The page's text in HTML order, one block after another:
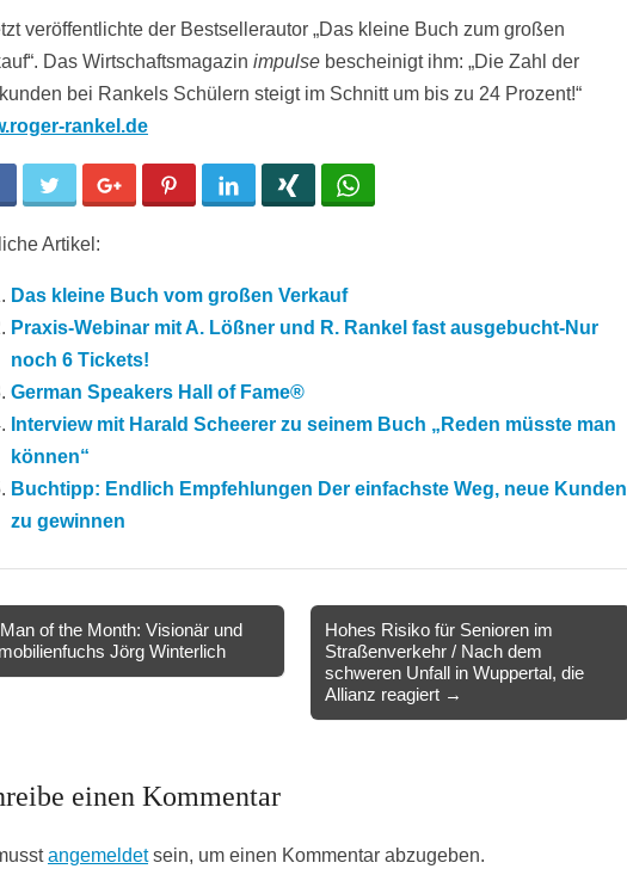
veröffentlichte der Bestsellerautor „Das kleine Buch zum großen
Das Wirtschaftsmagazin impulse bescheinigt ihm: „Die Zahl der
bei Rankels Schülern steigt im Schnitt um bis zu 24 Prozent!“
rankel.de
Facebook Twitter Google+ Pinterest LinkedIn
Artikel:
Das kleine Buch vom großen Verkauf
Praxis-Webinar mit A. Lößner und R. Rankel fast ausgebucht-Nur
noch 6 Tickets!
German Speakers Hall of Fame®
Interview mit Harald Scheerer zu seinem Buch „Reden müsste man
können“
Buchtipp: Endlich Empfehlungen Der einfachste Weg, neue Kunden
zu gewinnen
of the Month: Visionär und
Jörg Winterlich
Hohes Risiko für Senioren im
Straßenverkehr / Nach dem
schweren Unfall in Wuppertal, die
Allianz reagiert →
einen Kommentar
angemeldetsein, um einen Kommentar abzugeben.